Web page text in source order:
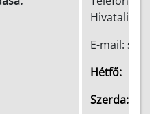
Hivatali
E-mail:
Hétfő: 9
Szerda: 9